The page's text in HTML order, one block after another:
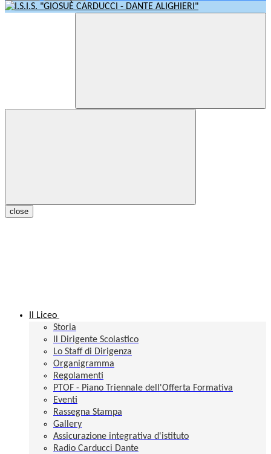
close
Il Liceo
Storia
Il Dirigente Scolastico
Lo Staff di Dirigenza
Organigramma
Regolamenti
PTOF - Piano Triennale dell'Offerta Formativa
Eventi
Rassegna Stampa
Gallery
Assicurazione integrativa d'istituto
Radio Carducci Dante